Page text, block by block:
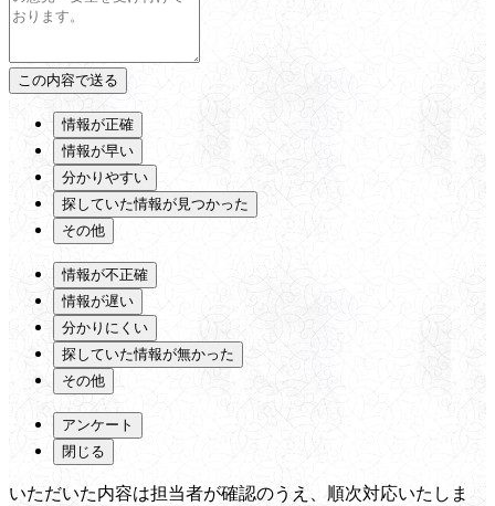
情報が正確
情報が早い
分かりやすい
探していた情報が見つかった
その他
情報が不正確
情報が遅い
分かりにくい
探していた情報が無かった
その他
アンケート
閉じる
いただいた内容は担当者が確認のうえ、順次対応いたしま